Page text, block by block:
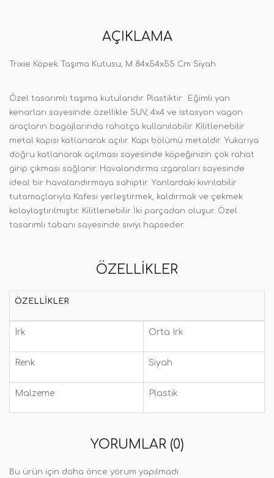
AÇIKLAMA
Trixie Köpek Taşıma Kutusu, M 84x54x55 Cm Siyah
Özel tasarımlı taşıma kutularıdır. Plastiktir. Eğimli yan
kenarları sayesinde özellikle SUV, 4x4 ve istasyon vagon
araçların bagajlarında rahatça kullanılabilir. Kilitlenebilir
metal kapısı katlanarak açılır. Kapı bölümü metaldir. Yukarıya
doğru katlanarak açılması sayesinde köpeğinizin çok rahat
girip çıkması sağlanır. Havalandırma ızgaraları sayesinde
ideal bir havalandırmaya sahiptir. Yanlardaki kıvrılabilir
tutamaçlarıyla Kafesi yerleştirmek, kaldırmak ve çekmek
kolaylaştırılmıştır. Kilitlenebilir İki parçadan oluşur. Özel
tasarımlı tabanı sayesinde sıvıyı hapseder.
ÖZELLIKLER
ÖZELLIKLER
Irk Orta Irk
Renk Siyah
Malzeme Plastik
YORUMLAR (0)
Bu ürün için daha önce yorum yapılmadı.